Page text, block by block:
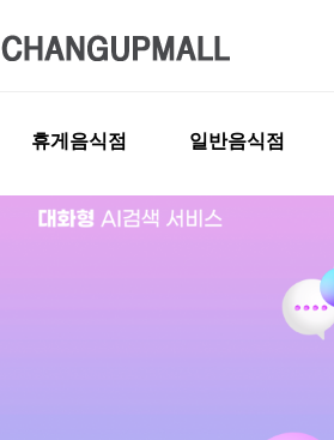
휴게음식점 일반음식점